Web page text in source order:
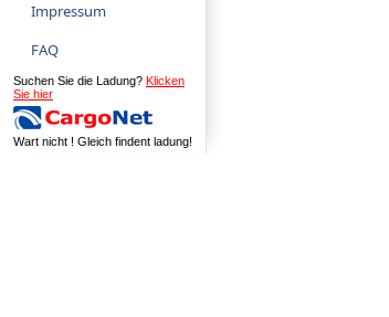
Impressum
FAQ
Suchen Sie die Ladung? Klicken
Sie hier
Wart nicht ! Gleich findent ladung!